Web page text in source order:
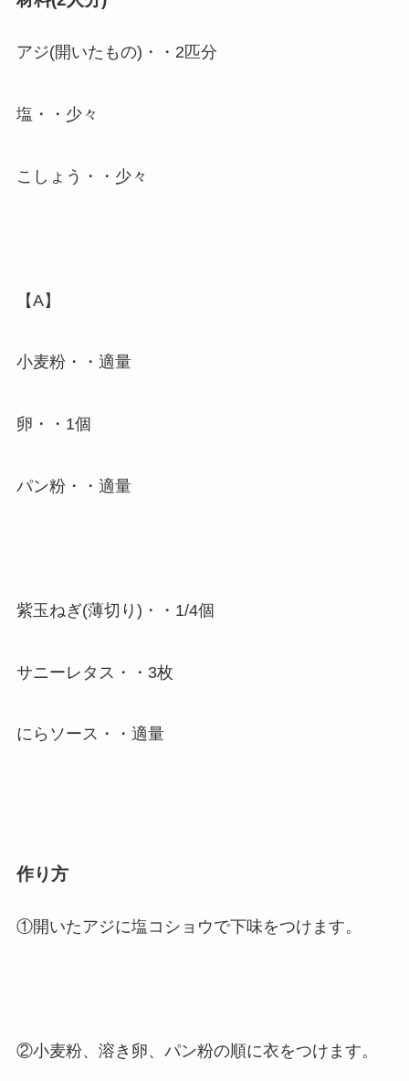
アジ(開いたもの)・・2匹分
塩・・少々
こしょう・・少々
【A】
小麦粉・・適量
卵・・1個
パン粉・・適量
紫玉ねぎ(薄切り)・・1/4個
サニーレタス・・3枚
にらソース・・適量
作り方
①開いたアジに塩コショウで下味をつけます。
②小麦粉、溶き卵、パン粉の順に衣をつけます。